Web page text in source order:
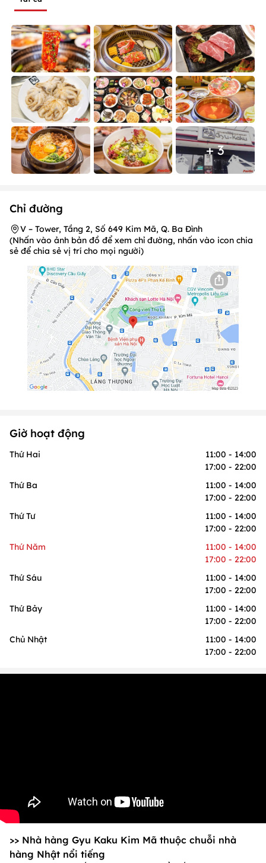
+ 3
Chỉ đường
V – Tower, Tầng 2, Số 649 Kim Mã, Q. Ba Đình
(Nhấn vào ảnh bản đồ để xem chỉ đường, nhấn vào icon chia
sẻ để chia sẻ vị trí cho mọi người)
Giờ hoạt động
Thứ Hai
11:00 - 14:00
17:00 - 22:00
Thứ Ba
11:00 - 14:00
17:00 - 22:00
Thứ Tư
11:00 - 14:00
17:00 - 22:00
Thứ Năm
11:00 - 14:00
17:00 - 22:00
Thứ Sáu
11:00 - 14:00
17:00 - 22:00
Thứ Bảy
11:00 - 14:00
17:00 - 22:00
Chủ Nhật
11:00 - 14:00
17:00 - 22:00
>> Nhà hàng Gyu Kaku Kim Mã thuộc chuỗi nhà
hàng Nhật nổi tiếng